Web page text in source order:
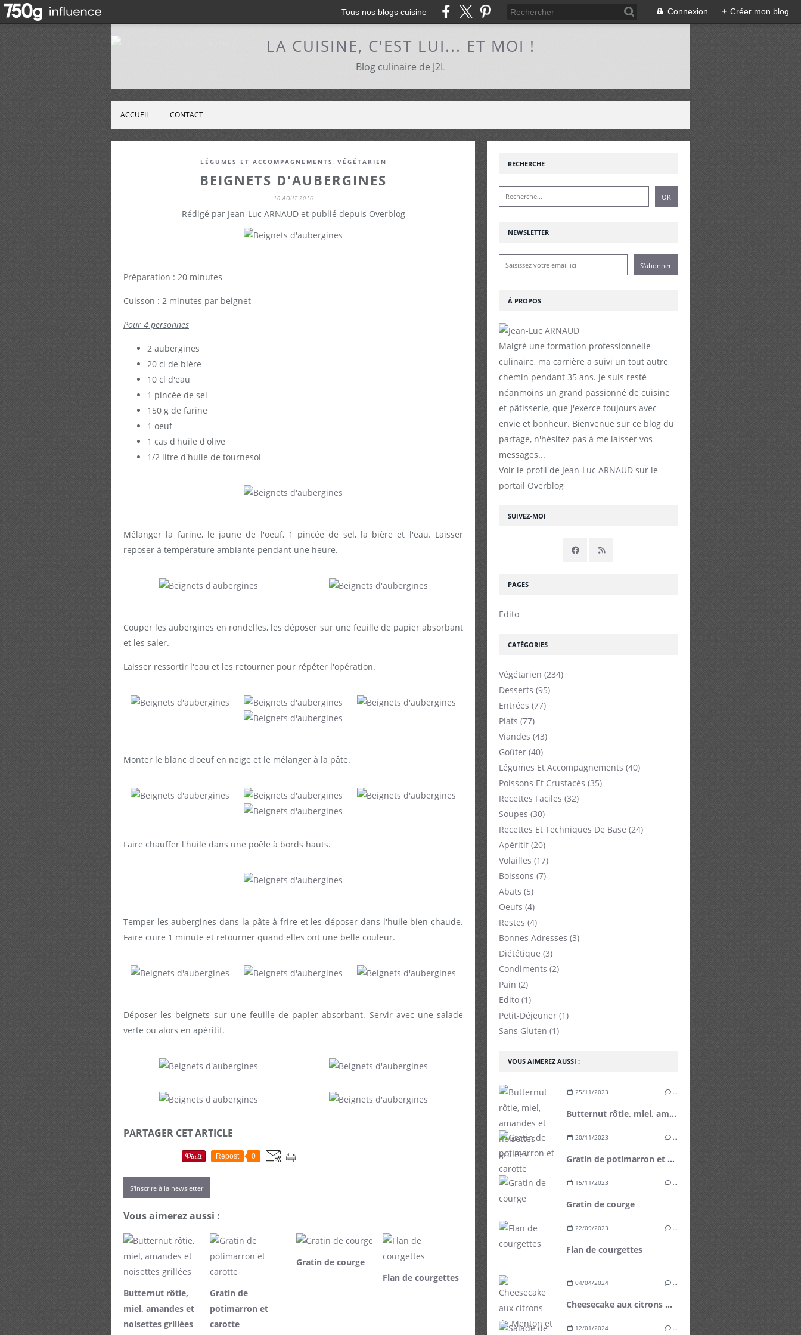
Tous nos blogs cuisine Connexion + Créer mon blog
LA CUISINE, C'EST LUI... ET MOI !
Blog culinaire de J2L
ACCUEIL CONTACT
LÉGUMES ET ACCOMPAGNEMENTS , VÉGÉTARIEN
BEIGNETS D'AUBERGINES
10 AOÛT 2016
Rédigé par Jean-Luc ARNAUD et publié depuis Overblog
Préparation : 20 minutes
Cuisson : 2 minutes par beignet
Pour 4 personnes
2 aubergines
20 cl de bière
10 cl d'eau
1 pincée de sel
150 g de farine
1 oeuf
1 cas d'huile d'olive
1/2 litre d'huile de tournesol
Mélanger la farine, le jaune de l'oeuf, 1 pincée de sel, la bière et l'eau. Laisser
reposer à température ambiante pendant une heure.
Couper les aubergines en rondelles, les déposer sur une feuille de papier absorbant
et les saler.
Laisser ressortir l'eau et les retourner pour répéter l'opération.
Monter le blanc d'oeuf en neige et le mélanger à la pâte.
Faire chauffer l'huile dans une poêle à bords hauts.
Temper les aubergines dans la pâte à frire et les déposer dans l'huile bien chaude.
Faire cuire 1 minute et retourner quand elles ont une belle couleur.
Déposer les beignets sur une feuille de papier absorbant. Servir avec une salade
verte ou alors en apéritif.
PARTAGER CET ARTICLE
Repost 0
S'inscrire à la newsletter
Vous aimerez aussi :
Butternut rôtie,
miel, amandes et
noisettes grillées
Gratin de
potimarron et
carotte
Gratin de courge
Flan de courgettes
NEWSLETTER
SUIVEZ-MOI
RECHERCHE
À PROPOS
Malgré une formation professionnelle
culinaire, ma carrière a suivi un tout autre
chemin pendant 35 ans. Je suis resté
néanmoins un grand passionné de cuisine
et pâtisserie, que j'exerce toujours avec
envie et bonheur. Bienvenue sur ce blog du
partage, n'hésitez pas à me laisser vos
messages...
Voir le profil de Jean-Luc ARNAUD sur le
portail Overblog
VOUS AIMEREZ AUSSI :
25/11/2023 …
Butternut rôtie, miel, amandes et noisettes grillées
20/11/2023 …
Gratin de potimarron et carotte
15/11/2023 …
Gratin de courge
22/09/2023 …
Flan de courgettes
04/04/2024 …
Cheesecake aux citrons de Menton et mangue fraîche
12/01/2024 …
PAGES
Edito
CATÉGORIES
Végétarien (234)
Desserts (95)
Entrées (77)
Plats (77)
Viandes (43)
Goûter (40)
Légumes Et Accompagnements (40)
Poissons Et Crustacés (35)
Recettes Faciles (32)
Soupes (30)
Recettes Et Techniques De Base (24)
Apéritif(20)
Volailles (17)
Boissons (7)
Abats (5)
Oeufs (4)
Restes (4)
Bonnes Adresses (3)
Diététique (3)
Condiments (2)
Pain (2)
Edito (1)
Petit-Déjeuner (1)
Sans Gluten (1)